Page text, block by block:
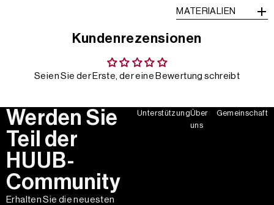
MATERIALIEN
Kundenrezensionen
Seien Sie der Erste, der eine Bewertung schreibt
Werden Sie
Teil der
HUUB-
Community
Erhalten Sie die neuesten
UnterstützungÜber
uns
Gemeinschaft